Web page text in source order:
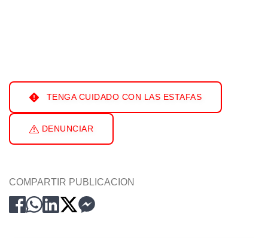
TENGA CUIDADO CON LAS ESTAFAS
DENUNCIAR
COMPARTIR PUBLICACION